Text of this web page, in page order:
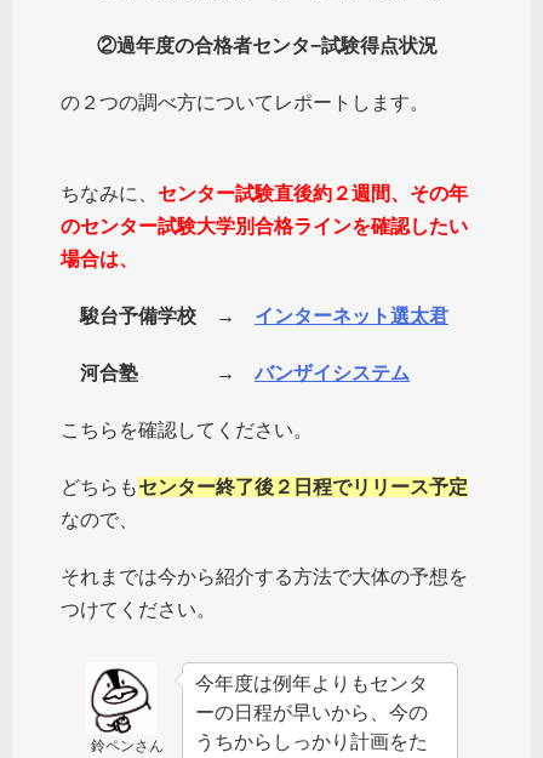
②過年度の合格者センタ−試験得点状況
の２つの調べ方についてレポートします。
ちなみに、 センター試験直後約２週間、その年
のセンター試験大学別合格ラインを確認したい
場合は、
駿台予備学校 → インターネット選太君
河合塾 → バンザイシステム
こちらを確認してください。
どちらもセンター終了後２日程でリリース予定
なので、
それまでは今から紹介する方法で大体の予想を
つけてください。
鈴ペンさん
今年度は例年よりもセンタ
ーの日程が早いから、今の
うちからしっかり計画をた